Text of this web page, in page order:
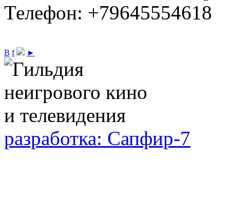
Телефон: +79645554618
В f ►
разработка: Сапфир-7